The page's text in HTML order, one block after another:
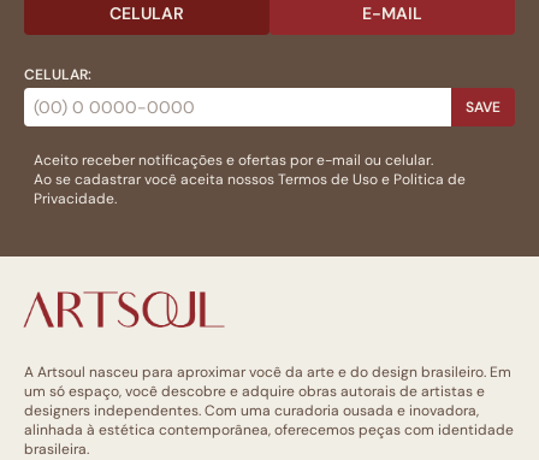
CELULAR E-MAIL
CELULAR:
SAVE
Aceito receber notificações e ofertas por e-mail ou celular.
Ao se cadastrar você aceita nossosTermos de Usoe Politica de
Privacidade.
A Artsoul nasceu para aproximar você da arte e do design brasileiro. Em
um só espaço, você descobre e adquire obras autorais de artistas e
designers independentes. Com uma curadoria ousada e inovadora,
alinhada à estética contemporânea, oferecemos peças com identidade
brasileira.